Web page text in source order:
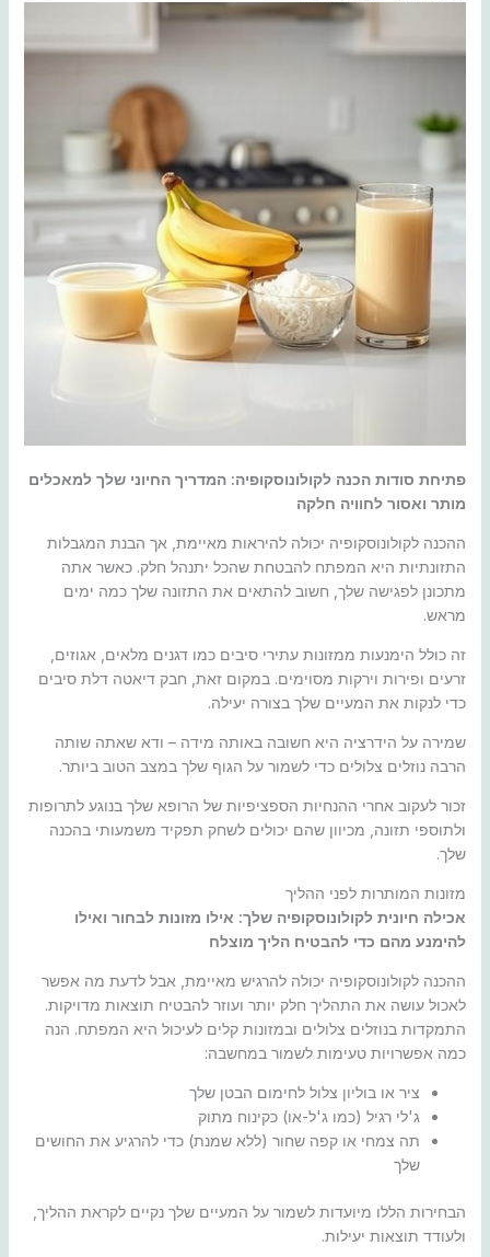
פתיחת סודות הכנה לקולונוסקופיה: המדריך החיוני שלך למאכלים
מותר ואסור לחוויה חלקה
ההכנה לקולונוסקופיה יכולה להיראות מאיימת, אך הבנת המגבלות
התזונתיות היא המפתח להבטחת שהכל יתנהל חלק. כאשר אתה
מתכונן לפגישה שלך, חשוב להתאים את התזונה שלך כמה ימים
מראש.
זה כולל הימנעות ממזונות עתירי סיבים כמו דגנים מלאים, אגוזים,
זרעים ופירות וירקות מסוימים. במקום זאת, חבק דיאטה דלת סיבים
כדי לנקות את המעיים שלך בצורה יעילה.
שמירה על הידרציה היא חשובה באותה מידה – ודא שאתה שותה
הרבה נוזלים צלולים כדי לשמור על הגוף שלך במצב הטוב ביותר.
זכור לעקוב אחרי ההנחיות הספציפיות של הרופא שלך בנוגע לתרופות
ולתוספי תזונה, מכיוון שהם יכולים לשחק תפקיד משמעותי בהכנה
שלך.
מזונות המותרות לפני ההליך
אכילה חיונית לקולונוסקופיה שלך: אילו מזונות לבחור ואילו
להימנע מהם כדי להבטיח הליך מוצלח
ההכנה לקולונוסקופיה יכולה להרגיש מאיימת, אבל לדעת מה אפשר
לאכול עושה את התהליך חלק יותר ועוזר להבטיח תוצאות מדויקות.
התמקדות בנוזלים צלולים ובמזונות קלים לעיכול היא המפתח. הנה
כמה אפשרויות טעימות לשמור במחשבה:
ציר או בוליון צלול לחימום הבטן שלך
ג'לי רגיל (כמו ג'ל-או) כקינוח מתוק
תה צמחי או קפה שחור (ללא שמנת) כדי להרגיע את החושים
שלך
הבחירות הללו מיועדות לשמור על המעיים שלך נקיים לקראת ההליך,
ולעודד תוצאות יעילות.